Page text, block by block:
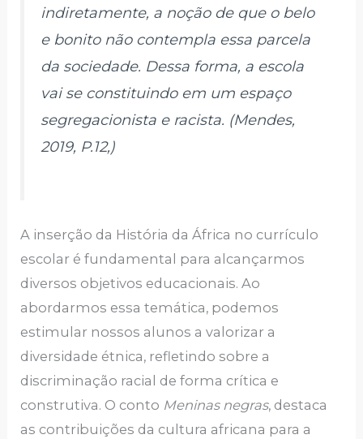
indiretamente, a noção de que o belo
e bonito não contempla essa parcela
da sociedade. Dessa forma, a escola
vai se constituindo em um espaço
segregacionista e racista. (Mendes,
2019, P.12,)
A inserção da História da África no currículo
escolar é fundamental para alcançarmos
diversos objetivos educacionais. Ao
abordarmos essa temática, podemos
estimular nossos alunos a valorizar a
diversidade étnica, refletindo sobre a
discriminação racial de forma crítica e
construtiva. O conto Meninas negras, destaca
as contribuições da cultura africana para a